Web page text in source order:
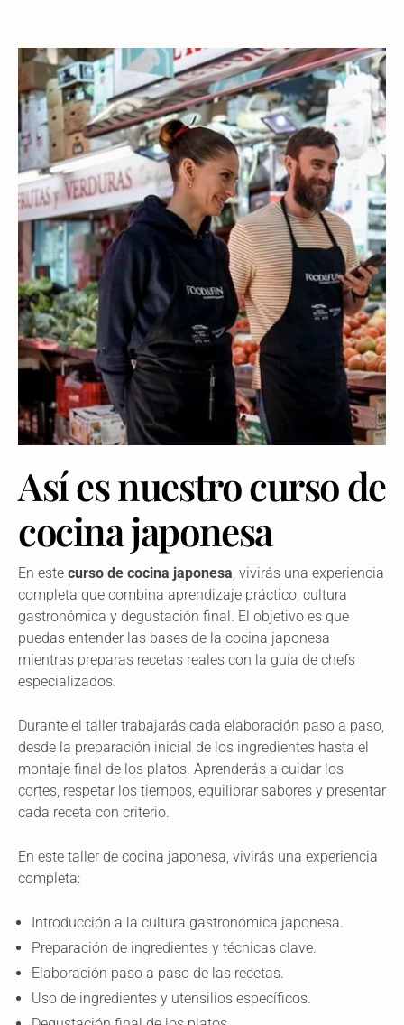
Así es nuestro curso de
cocina japonesa
En este curso de cocina japonesa , vivirás una experiencia
completa que combina aprendizaje práctico, cultura
gastronómica y degustación final. El objetivo es que
puedas entender las bases de la cocina japonesa
mientras preparas recetas reales con la guía de chefs
especializados.
Durante el taller trabajarás cada elaboración paso a paso,
desde la preparación inicial de los ingredientes hasta el
montaje final de los platos. Aprenderás a cuidar los
cortes, respetar los tiempos, equilibrar sabores y presentar
cada receta con criterio.
En este taller de cocina japonesa, vivirás una experiencia
completa:
Introducción a la cultura gastronómica japonesa.
Preparación de ingredientes y técnicas clave.
Elaboración paso a paso de las recetas.
Uso de ingredientes y utensilios específicos.